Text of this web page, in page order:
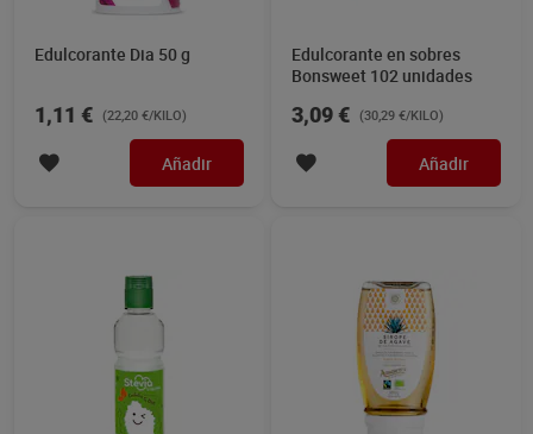
Edulcorante Dia 50 g
1,11 € (22,20 €/KILO)
Añadir
Edulcorante en sobres
Bonsweet 102 unidades
3,09 € (30,29 €/KILO)
Añadir